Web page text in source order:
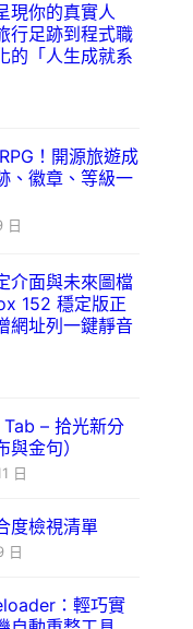
現你的真實人
行足跡到程式職
的「人生成就系
！開源旅遊成
、徽章、等級一
日
介面與未來圖檔
152 穩定版正
網址列一鍵靜音
– 拾光新分
金句）
日
度檢視清單
日
：輕巧實